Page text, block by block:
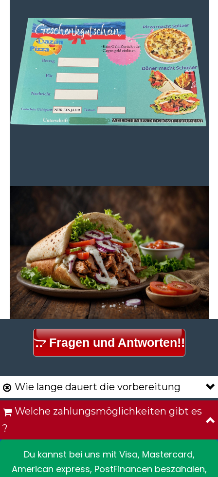
Fragen und Antworten!!
 Wie lange dauert die vorbereitung
 Welche zahlungsmöglichkeiten gibt es
?
Du kannst bei uns mit Visa, Mastercard,
American express, PostFinancen beszahalen,